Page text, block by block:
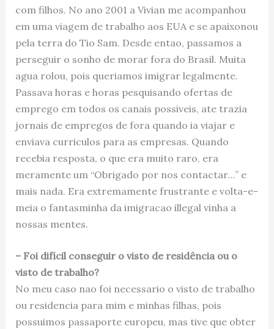
com filhos. No ano 2001 a Vivian me acompanhou
em uma viagem de trabalho aos EUA e se apaixonou
pela terra do Tio Sam. Desde entao, passamos a
perseguir o sonho de morar fora do Brasil. Muita
agua rolou, pois queriamos imigrar legalmente.
Passava horas e horas pesquisando ofertas de
emprego em todos os canais possiveis, ate trazia
jornais de empregos de fora quando ia viajar e
enviava curriculos para as empresas. Quando
recebia resposta, o que era muito raro, era
meramente um “Obrigado por nos contactar…” e
mais nada. Era extremamente frustrante e volta-e-
meia o fantasminha da imigracao illegal vinha a
nossas mentes.
– Foi difícil conseguir o visto de residência ou o
visto de trabalho?
No meu caso nao foi necessario o visto de trabalho
ou residencia para mim e minhas filhas, pois
possuimos passaporte europeu, mas tive que obter